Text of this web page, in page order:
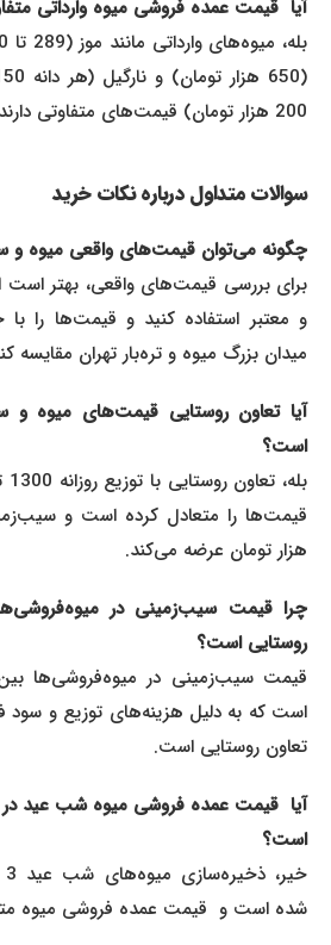
آیا قیمت عمده‌ فروشی میوه وارداتی
200 هزار تومان) قیمت‌های متفاوتی دارند.
سوالات متداول درباره نکات خرید
چگونه می‌توان قیمت‌های واقعی میوه و
برای بررسی قیمت‌های واقعی، بهتر است
و معتبر استفاده کنید و قیمت‌ها را با
میدان بزرگ میوه و تره‌بار تهران مقایسه کنید.
آیا تعاون روستایی قیمت‌های میوه و
است؟
هزار تومان عرضه می‌کند.
چرا قیمت سیب‌زمینی در میوه‌فروشی‌ها
روستایی است؟
است که به دلیل هزینه‌های توزیع و سود
تعاون روستایی است.
آیا قیمت عمده‌ فروشی میوه شب عید در
است؟
خیر،
شده است و قیمت عمده‌ فروشی میوه